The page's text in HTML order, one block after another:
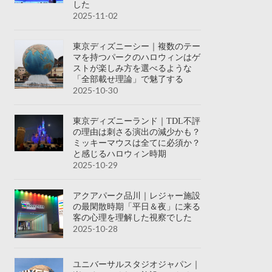
した
2025-11-02
東京ディズニーシー｜複数のテー
マを持つパークのハロウィンはゲ
ストが楽しみ方を選べるような
「全部載せ理論」で魅了する
2025-10-30
東京ディズニーランド｜TDL不評
の理由は刺さる演出の減少かも？
ミッキーマウスは全てに必須か？
と感じるハロウィン時期
2025-10-29
アクアパーク品川｜レジャー施設
の最閑散時期「平日＆夜」に来る
客の心理を理解した視察でした
2025-10-28
ユニバーサルスタジオジャパン｜